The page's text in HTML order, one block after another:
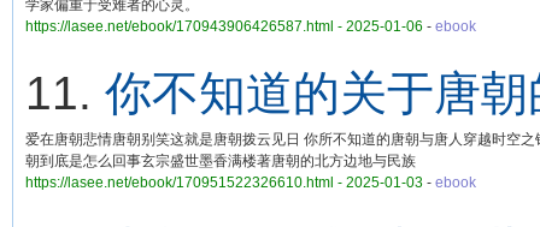
学家偏重于受难者的心灵。
https://lasee.net/ebook/170943906426587.html - 2025-01-06 - ebook
11. 你不知道的关于唐
爱在唐朝悲情唐朝别笑这就是唐朝拨云见日 你所不知道的唐朝与唐人穿越时空
朝到底是怎么回事玄宗盛世墨香满楼著唐朝的北方边地与民族
https://lasee.net/ebook/170951522326610.html - 2025-01-03 - ebook